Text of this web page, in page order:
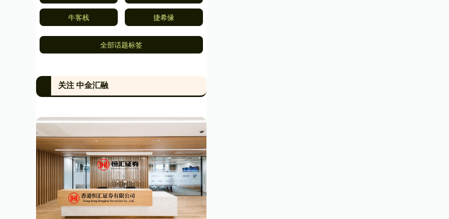
牛客栈 捷希缘
全部话题标签
关注 中金汇融